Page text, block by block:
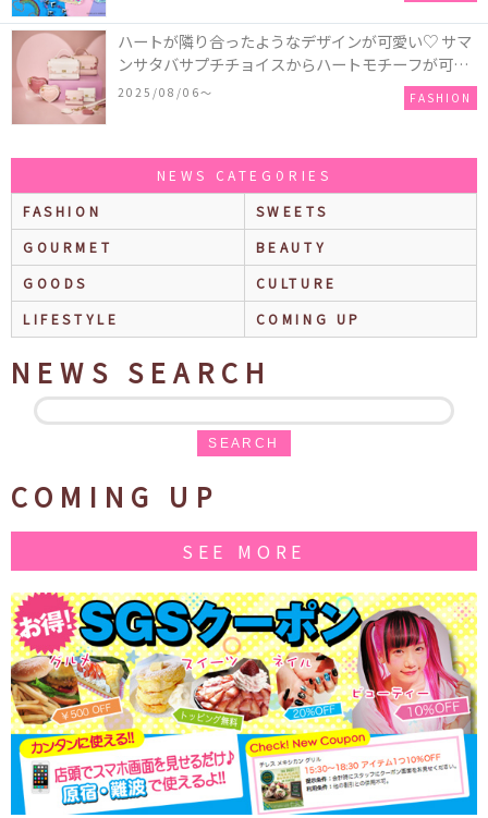
ハートが隣り合ったようなデザインが可愛い♡ サマ
ンサタバサプチチョイスからハートモチーフが可愛
いHeart Collectionが発売！
2025/08/06〜 FASHION
NEWS CATEGORIES
FASHION
SWEETS
GOURMET
BEAUTY
GOODS
CULTURE
LIFESTYLE
COMING UP
NEWS SEARCH
SEARCH
COMING UP
SEE MORE